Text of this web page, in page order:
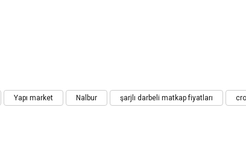
Bu ürüne ilk yorumu siz yapın!
Yapı market Nalbur şarjlı darbeli matkap fiyatları